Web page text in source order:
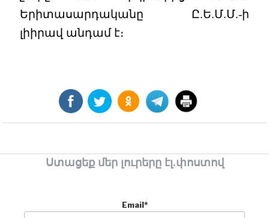
Երիտասարդականը Ը.Ե.Մ.Մ.-ի
լիիրավ անդամ է։
Ստացեք մեր լուրերը էլ.փոստով
Email*